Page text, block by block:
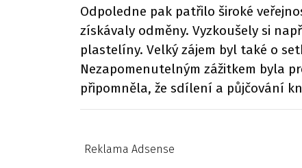
Odpoledne pak patřilo široké
získávaly odměny. Vyzkoušely si
plastelíny. Velký zájem byl také o
Nezapomenutelným zážitkem byla
připomněla, že sdílení a půjčování
Reklama Adsense